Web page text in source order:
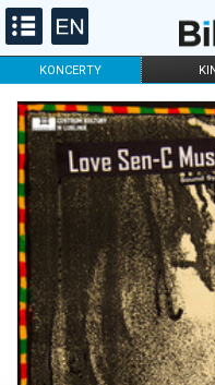
KONCERTY
FILHARMONIA OPERA
DLA DZIECI